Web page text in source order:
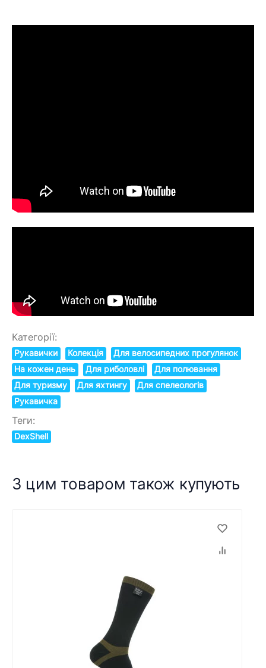
Категорії:
Рукавички Колекція
Для велосипедних прогулянок
На кожен день
Для риболовлі
Для полювання
Для туризму
Для яхтингу
Для спелеологів
Рукавичка
Теги:
DexShell
З цим товаром також купують